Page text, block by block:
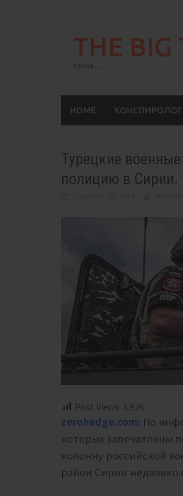
THE BIG
HOME
Турецкие
полицию в Сирии.
Post Views: 3,926
zerohedge.com: По
которых запечатлены
колонну российской
район Сирии недалеко